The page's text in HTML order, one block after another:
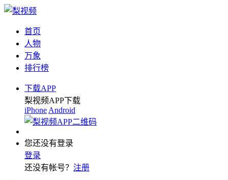
首页
人物
万象
排行榜
下载APP
梨视频APP下载
iPhone Android
您还没有登录
登录
还没有帐号？ 注册